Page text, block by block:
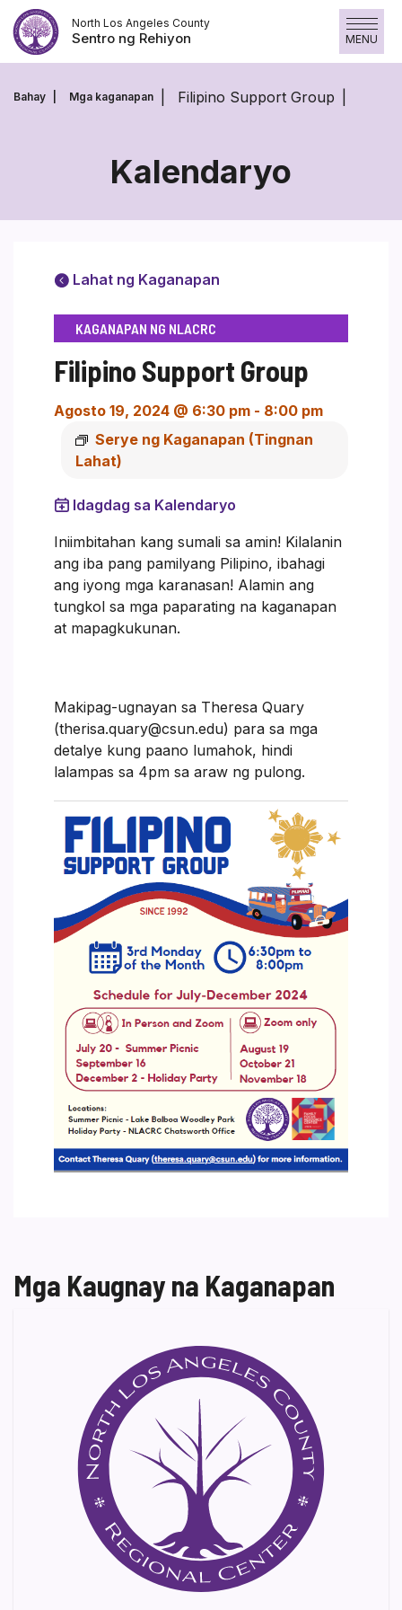
Laktawan
ang
nilalaman
North Los Angeles County
Sentro ng Rehiyon MENU
Bahay Mga kaganapan Filipino Support Group
Kalendaryo
Lahat ng Kaganapan
KAGANAPAN NG NLACRC
Filipino Support Group
Agosto 19, 2024 @ 6:30 pm - 8:00 pm
Serye ng Kaganapan (Tingnan
Lahat)
Idagdag sa Kalendaryo
Iniimbitahan kang sumali sa amin! Kilalanin
ang iba pang pamilyang Pilipino, ibahagi
ang iyong mga karanasan! Alamin ang
tungkol sa mga paparating na kaganapan
at mapagkukunan.
Makipag-ugnayan sa Theresa Quary
(therisa.quary@csun.edu) para sa mga
detalye kung paano lumahok, hindi
lalampas sa 4pm sa araw ng pulong.
Mga Kaugnay na Kaganapan